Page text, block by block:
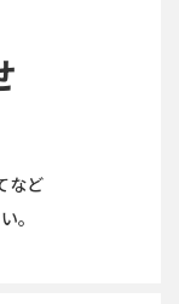
など
。